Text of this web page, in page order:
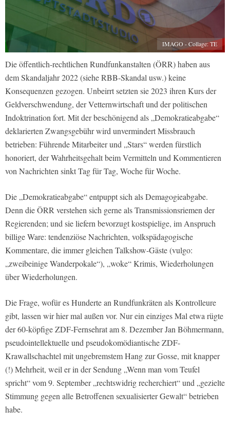
IMAGO - Collage: TE
Die öffentlich-rechtlichen Rundfunkanstalten (ÖRR) haben aus
dem Skandaljahr 2022 (siehe RBB-Skandal usw.) keine
Konsequenzen gezogen. Unbeirrt setzten sie 2023 ihren Kurs der
Geldverschwendung, der Vetternwirtschaft und der politischen
Indoktrination fort. Mit der beschönigend als „Demokratieabgabe“
deklarierten Zwangsgebühr wird unvermindert Missbrauch
betrieben: Führende Mitarbeiter und „Stars“ werden fürstlich
honoriert, der Wahrheitsgehalt beim Vermitteln und Kommentieren
von Nachrichten sinkt Tag für Tag, Woche für Woche.
Die „Demokratieabgabe“ entpuppt sich als Demagogieabgabe.
Denn die ÖRR verstehen sich gerne als Transmissionsriemen der
Regierenden; und sie liefern bevorzugt kostspielige, im Anspruch
billige Ware: tendenziöse Nachrichten, volkspädagogische
Kommentare, die immer gleichen Talkshow-Gäste (vulgo:
„zweibeinige Wanderpokale“), „woke“ Krimis, Wiederholungen
über Wiederholungen.
Die Frage, wofür es Hunderte an Rundfunkräten als Kontrolleure
gibt, lassen wir hier mal außen vor. Nur ein einziges Mal etwa rügte
der 60-köpfige ZDF-Fernsehrat am 8. Dezember Jan Böhmermann,
pseudointellektuelle und pseudokomödiantische ZDF-
Krawallschachtel mit ungebremstem Hang zur Gosse, mit knapper
(!) Mehrheit, weil er in der Sendung „Wenn man vom Teufel
spricht“ vom 9. September „rechtswidrig recherchiert“ und „gezielte
Stimmung gegen alle Betroffenen sexualisierter Gewalt“ betrieben
habe.